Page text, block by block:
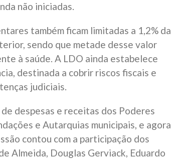
não iniciadas.
também ficam limitadas a 1,2% da
sendo que metade desse valor
à saúde. A LDO ainda estabelece
destinada a cobrir riscos fiscais e
judiciais.
despesas e receitas dos Poderes
e Autarquias municipais, e agora
contou com a participação dos
Almeida, Douglas Gerviack, Eduardo